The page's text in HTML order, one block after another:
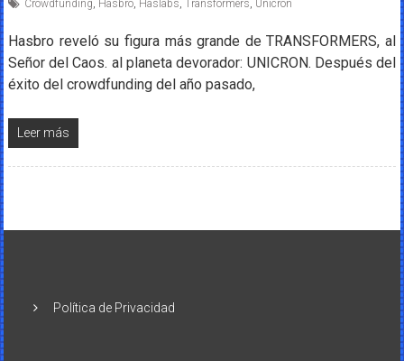
Crowdfunding Hasbro, Haslabs Transformers Unicron
Hasbro reveló su figura más grande de TRANSFORMERS, al
Señor del Caos. al planeta devorador: UNICRON. Después del
éxito del crowdfunding del año pasado,
Leer más
Política de Privacidad